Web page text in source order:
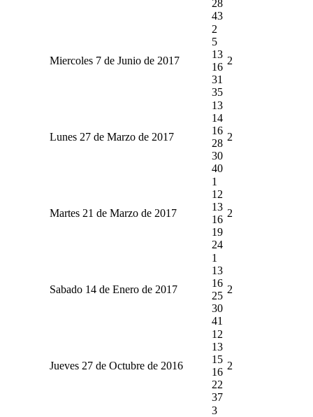
28
43
Miercoles 7 de Junio de 2017
2
5
13
16
31
35
2
Lunes 27 de Marzo de 2017
13
14
16
28
30
40
2
Martes 21 de Marzo de 2017
1
12
13
16
19
24
2
Sabado 14 de Enero de 2017
1
13
16
25
30
41
2
Jueves 27 de Octubre de 2016
12
13
15
16
22
37
2
3